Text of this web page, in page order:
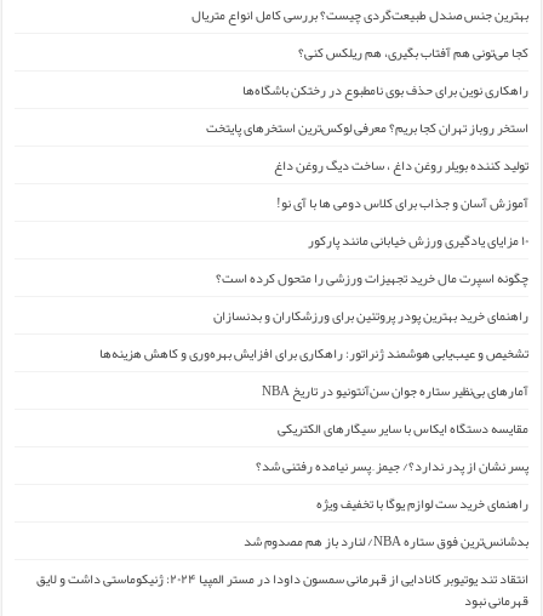
بهترین جنس صندل طبیعت‌گردی چیست؟ بررسی کامل انواع متریال
کجا می‌تونی هم آفتاب بگیری، هم ریلکس کنی؟
راهکاری نوین برای حذف بوی نامطبوع در رختکن باشگاه‌ها
استخر روباز تهران کجا بریم؟ معرفی لوکس‌ترین استخرهای پایتخت
تولید کننده بویلر روغن داغ ، ساخت دیگ روغن داغ
آموزش آسان و جذاب برای کلاس دومی ها با آی نو!
۱۰ مزایای یادگیری ورزش خیابانی مانند پارکور
چگونه اسپرت مال خرید تجهیزات ورزشی را متحول کرده است؟
راهنمای خرید بهترین پودر پروتئین برای ورزشکاران و بدنسازان
تشخیص و عیب‌یابی هوشمند ژنراتور: راهکاری برای افزایش بهره‌وری و کاهش هزینه‌ها
آمارهای بی‌نظیر ستاره جوان سن‌آنتونیو در تاریخ NBA
مقایسه دستگاه ایکاس با سایر سیگارهای الکتریکی
پسر نشان از پدر ندارد؟/ جیمز ِ پسر نیامده رفتنی شد؟
راهنمای خرید ست لوازم یوگا با تخفیف ویژه
بدشانس‌ترین فوق ستاره NBA/ لنارد باز هم مصدوم شد
انتقاد تند یوتیوبر کانادایی از قهرمانی سمسون داودا در مستر المپیا ۲۰۲۴: ژنیکوماستی داشت و لایق
قهرمانی نبود